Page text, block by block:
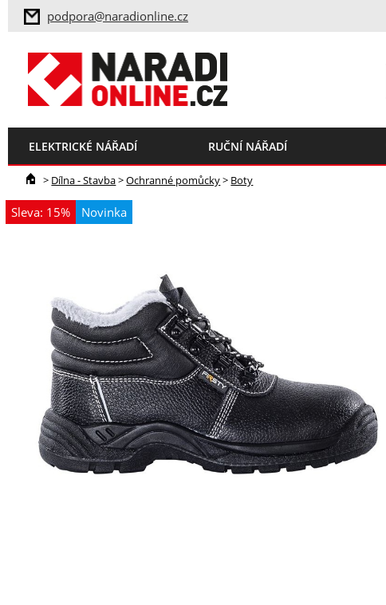
podpora@naradionline.cz
ELEKTRICKÉ NÁŘADÍ RUČNÍ NÁŘADÍ
> Dílna - Stavba>Ochranné pomůcky> Boty
Sleva: 15% Novinka